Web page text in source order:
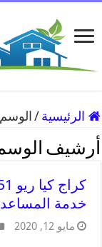
الرئيسية /
أرشيف
خدمة
مايو 12, 2020